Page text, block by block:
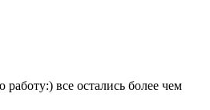
все остались более чем